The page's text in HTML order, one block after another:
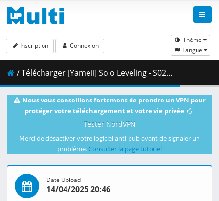
Thème
Langue
Inscription Connexion
/ Télécharger [Yameii] Solo Leveling - S02E06 [English Dub] [CR WEB-DL 720p] [F2A95AA3].mkv.002 ( 347.92 MB )
Nous vous conseillons fortement de prendre un VPN pour
protéger votre téléchargement et votre vie privée
Tester NordVPN
Merci de désactiver votre logiciel anti-pub avant de signaler un
problème. Consulter la page tutoriel
Date Upload
14/04/2025 20:46